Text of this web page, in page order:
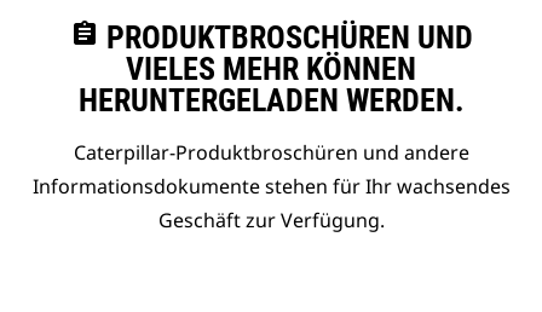
assignment PRODUKTBROSCHÜREN UND
VIELES MEHR KÖNNEN
HERUNTERGELADEN WERDEN.
Caterpillar-Produktbroschüren und andere
Informationsdokumente stehen für Ihr wachsendes
Geschäft zur Verfügung.